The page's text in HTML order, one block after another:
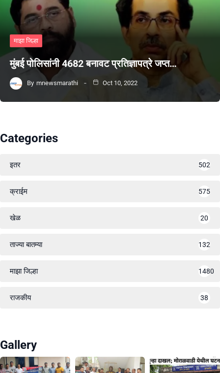
माझा जिल्हा
मुंबई पोलिसांनी 4682 बनावट प्रतिज्ञापत्रे जप्त…
By mnewsmarathi Oct 10, 2022
Categories
इतर 502
क्राईम 575
खेळ 20
ताज्या बातम्या 132
माझा जिल्हा 1480
राजकीय 38
Gallery